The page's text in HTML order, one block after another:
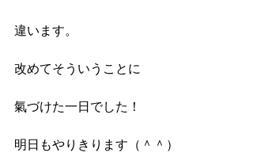
違います。
改めてそういうことに
氣づけた一日でした！
明日もやりきります（＾＾）